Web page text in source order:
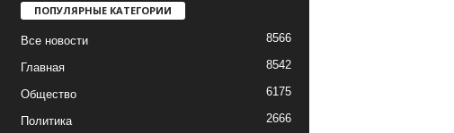
ПОПУЛЯРНЫЕ КАТЕГОРИИ
Все новости 8566
Главная 8542
Общество 6175
Политика 2666